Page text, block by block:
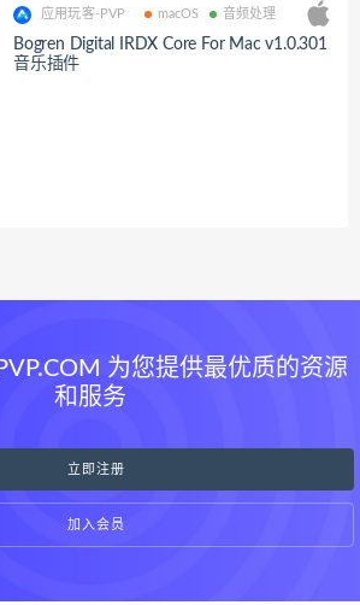
应用玩客-PVP macOS 音频处理
Bogren Digital IRDX Core For Mac v1.0.301
音乐插件
为您提供最优质的资源
和服务
立即注册
加入会员